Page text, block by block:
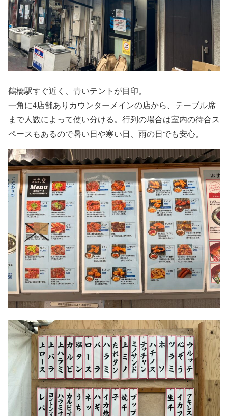
鶴橋駅すぐ近く、青いテントが目印。
一角に4店舗ありカウンターメインの店から、テーブル席
まで人数によって使い分ける。行列の場合は室内の待合ス
ペースもあるので暑い日や寒い日、雨の日でも安心。